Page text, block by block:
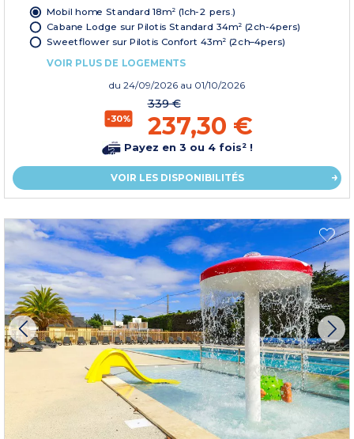
Mobil home Standard 18m² (1ch-2 pers.)
Cabane Lodge sur Pilotis Standard 34m² (2ch-4pers)
Sweetflower sur Pilotis Confort 43m² (2ch–4pers)
VOIR PLUS DE LOGEMENTS
du 24/09/2026 au 01/10/2026
-30%
339 €
237,30 €
Payez en 3 ou 4 fois² !
VOIR LES DISPONIBILITÉS